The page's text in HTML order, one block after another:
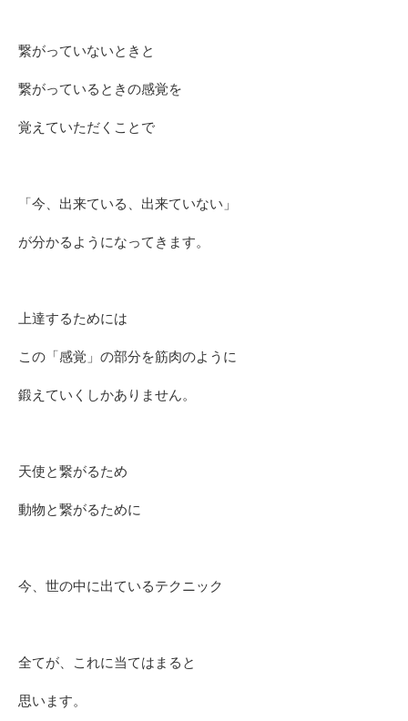
繋がっていないときと
繋がっているときの感覚を
覚えていただくことで
「今、出来ている、出来ていない」
が分かるようになってきます。
上達するためには
この「感覚」の部分を筋肉のように
鍛えていくしかありません。
天使と繋がるため
動物と繋がるために
今、世の中に出ているテクニック
全てが、これに当てはまると
思います。